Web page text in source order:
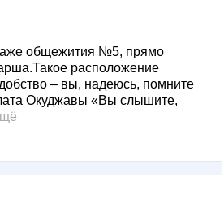
общежития №5, прямо
расположение
– вы, надеюсь, помните
Окуджавы «Вы слышите,